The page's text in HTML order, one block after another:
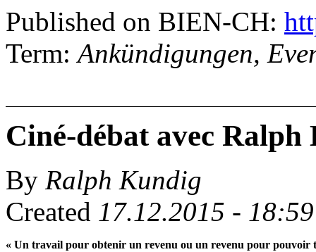
Published on BIEN-CH:
Term:Ankündigungen,
Ciné-débat avec
By Ralph Kundig
Created 17.12.2015 - 18:59
« Un travail pour obtenir un revenu ou un revenu pour pouvoir